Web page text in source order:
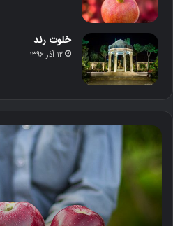
خلوت رند
۱۲ آذر ۱۳۹۶
م
ح
و
ل